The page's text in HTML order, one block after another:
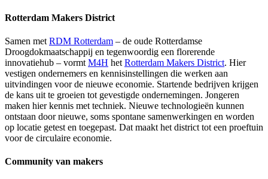
Rotterdam Makers District
Samen met RDM Rotterdam – de oude Rotterdamse
Droogdokmaatschappij en tegenwoordig een florerende
innovatiehub – vormt M4H het Rotterdam Makers District. Hier
vestigen ondernemers en kennisinstellingen die werken aan
uitvindingen voor de nieuwe economie. Startende bedrijven krijgen
de kans uit te groeien tot gevestigde ondernemingen. Jongeren
maken hier kennis met techniek. Nieuwe technologieën kunnen
ontstaan door nieuwe, soms spontane samenwerkingen en worden
op locatie getest en toegepast. Dat maakt het district tot een proeftuin
voor de circulaire economie.
Community van makers